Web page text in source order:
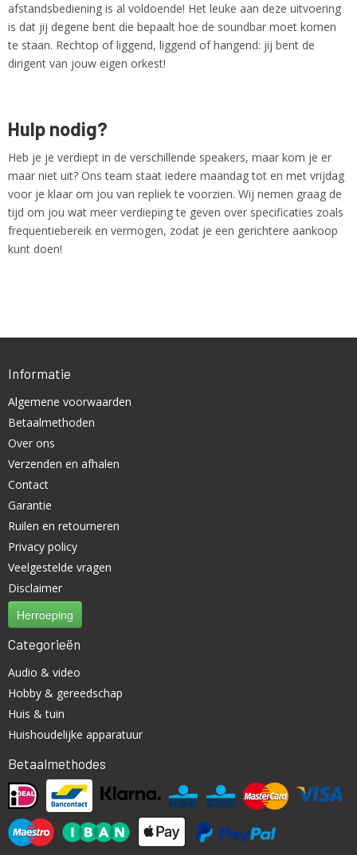
afstandsbediening is al voldoende! Het leuke aan deze uitvoering
is dat jij degene bent die bepaalt hoe de soundbar moet komen
te staan. Rechtop of liggend, liggend of hangend: jij bent de
dirigent van jouw eigen orkest!
Hulp nodig?
Heb je je verdiept in de verschillende speakers, maar kom je er
maar niet uit? Ons team staat iedere maandag tot en met vrijdag
voor je klaar om jou van repliek te voorzien. Wij nemen graag de
tijd om jou wat meer verdieping te geven over specificaties zoals
frequentiebereik en vermogen, zodat je een gerichtere aankoop
kunt doen!
Informatie
Algemene voorwaarden
Betaalmethoden
Over ons
Verzenden en afhalen
Contact
Garantie
Ruilen en retourneren
Privacy policy
Veelgestelde vragen
Disclaimer
Herroeping
Categorieën
Audio & video
Hobby & gereedschap
Huis & tuin
Huishoudelijke apparatuur
Betaalmethodes